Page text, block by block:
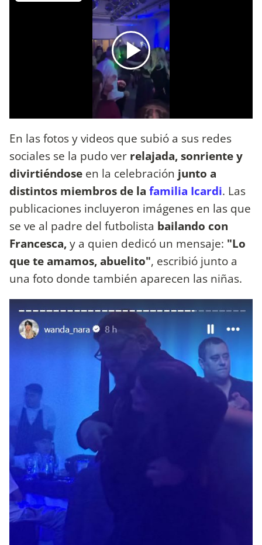
En las fotos y videos que subió a sus redes
sociales se la pudo ver relajada, sonriente y
divirtiéndose en la celebración junto a
distintos miembros de la familia Icardi. Las
publicaciones incluyeron imágenes en las que
se ve al padre del futbolista bailando con
Francesca,y a quien dedicó un mensaje: "Lo
que te amamos, abuelito", escribió junto a
una foto donde también aparecen las niñas.